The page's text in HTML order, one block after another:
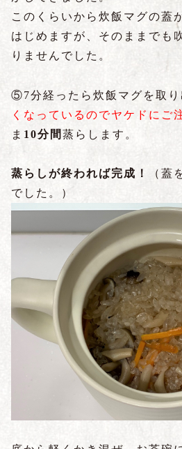
このくらいから炊飯マグの蓋
はじめますが、そのままでも
りませんでした。
⑤7分経ったら炊飯マグを取り
くなっているのでヤケドにご
ま 10分間 蒸らします。
蒸らしが終われば完成！
（蓋
でした。）